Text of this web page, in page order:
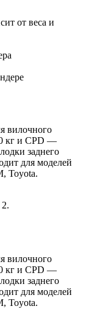
от веса и
вилочного
кг и CPD —
заднего
для моделей
Toyota.
вилочного
кг и CPD —
заднего
для моделей
Toyota.